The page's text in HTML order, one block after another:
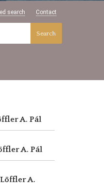
search Contact
Search
A. Pál
A. Pál
Löffler A.